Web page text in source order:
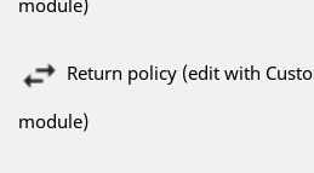
module)
Return policy (edit with
module)